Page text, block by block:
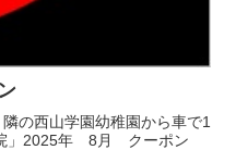
の西山学園幼稚園から車で1
」2025年 8月 クーポン